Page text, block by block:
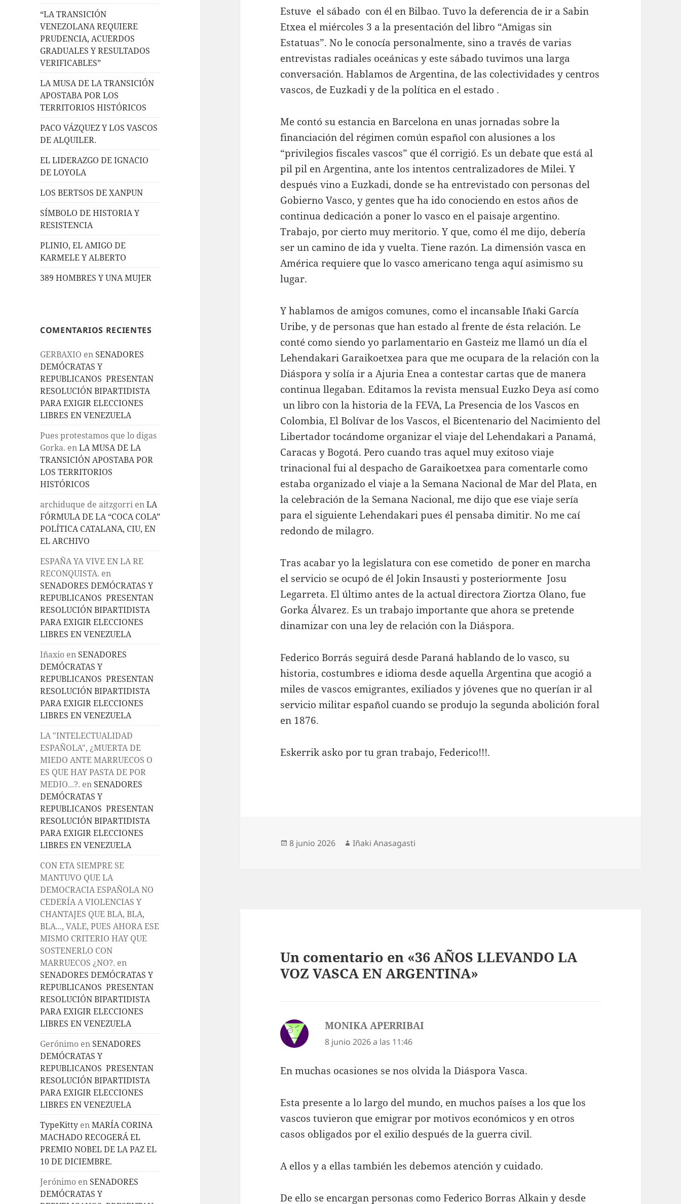
“LA TRANSICIÓN
VENEZOLANA REQUIERE
PRUDENCIA, ACUERDOS
GRADUALES Y RESULTADOS
VERIFICABLES”
LA MUSA DE LA TRANSICIÓN
APOSTABA POR LOS
TERRITORIOS HISTÓRICOS
PACO VÁZQUEZ Y LOS VASCOS
DE ALQUILER.
EL LIDERAZGO DE IGNACIO
DE LOYOLA
LOS BERTSOS DE XANPUN
SÍMBOLO DE HISTORIA Y
RESISTENCIA
PLINIO, EL AMIGO DE
KARMELE Y ALBERTO
389 HOMBRES Y UNA MUJER
COMENTARIOS RECIENTES
GERBAXIO en SENADORES
DEMÓCRATAS Y
REPUBLICANOS PRESENTAN
RESOLUCIÓN BIPARTIDISTA
PARA EXIGIR ELECCIONES
LIBRES EN VENEZUELA
Pues protestamos que lo digas
Gorka. enLA MUSA DE LA
TRANSICIÓN APOSTABA POR
LOS TERRITORIOS
HISTÓRICOS
archiduque de aitzgorri enLA
FÓRMULA DE LA “COCA COLA”
POLÍTICA CATALANA, CIU, EN
EL ARCHIVO
ESPAÑA YA VIVE EN LA RE
RECONQUISTA. en
SENADORES DEMÓCRATAS Y
REPUBLICANOS PRESENTAN
RESOLUCIÓN BIPARTIDISTA
PARA EXIGIR ELECCIONES
LIBRES EN VENEZUELA
Iñaxio en SENADORES
DEMÓCRATAS Y
REPUBLICANOS PRESENTAN
RESOLUCIÓN BIPARTIDISTA
PARA EXIGIR ELECCIONES
LIBRES EN VENEZUELA
LA "INTELECTUALIDAD
ESPAÑOLA", ¿MUERTA DE
MIEDO ANTE MARRUECOS O
ES QUE HAY PASTA DE POR
MEDIO...?. en SENADORES
DEMÓCRATAS Y
REPUBLICANOS PRESENTAN
RESOLUCIÓN BIPARTIDISTA
PARA EXIGIR ELECCIONES
LIBRES EN VENEZUELA
CON ETA SIEMPRE SE
MANTUVO QUE LA
DEMOCRACIA ESPAÑOLA NO
CEDERÍA A VIOLENCIAS Y
CHANTAJES QUE BLA, BLA,
BLA..., VALE, PUES AHORA ESE
MISMO CRITERIO HAY QUE
SOSTENERLO CON
MARRUECOS ¿NO?. en
SENADORES DEMÓCRATAS Y
REPUBLICANOS PRESENTAN
RESOLUCIÓN BIPARTIDISTA
PARA EXIGIR ELECCIONES
LIBRES EN VENEZUELA
Gerónimo en SENADORES
DEMÓCRATAS Y
REPUBLICANOS PRESENTAN
RESOLUCIÓN BIPARTIDISTA
PARA EXIGIR ELECCIONES
LIBRES EN VENEZUELA
TypeKitty enMARÍA CORINA
MACHADO RECOGERÁ EL
PREMIO NOBEL DE LA PAZ EL
10 DE DICIEMBRE.
Jerónimo en SENADORES
DEMÓCRATAS Y
Estuve el sábado con él en Bilbao. Tuvo la deferencia de ir a Sabin
Etxea el miércoles 3 a la presentación del libro “Amigas sin
Estatuas”. No le conocía personalmente, sino a través de varias
entrevistas radiales oceánicas y este sábado tuvimos una larga
conversación. Hablamos de Argentina, de las colectividades y centros
vascos, de Euzkadi y de la política en el estado .
Me contó su estancia en Barcelona en unas jornadas sobre la
financiación del régimen común español con alusiones a los
“privilegios fiscales vascos” que él corrigió. Es un debate que está al
pil pil en Argentina, ante los intentos centralizadores de Milei. Y
después vino a Euzkadi, donde se ha entrevistado con personas del
Gobierno Vasco, y gentes que ha ido conociendo en estos años de
continua dedicación a poner lo vasco en el paisaje argentino.
Trabajo, por cierto muy meritorio. Y que, como él me dijo, debería
ser un camino de ida y vuelta. Tiene razón. La dimensión vasca en
América requiere que lo vasco americano tenga aquí asimismo su
lugar.
Y hablamos de amigos comunes, como el incansable Iñaki García
Uribe, y de personas que han estado al frente de ésta relación. Le
conté como siendo yo parlamentario en Gasteiz me llamó un día el
Lehendakari Garaikoetxea para que me ocupara de la relación con la
Diáspora y solía ir a Ajuria Enea a contestar cartas que de manera
continua llegaban. Editamos la revista mensual Euzko Deya así como
un libro con la historia de la FEVA, La Presencia de los Vascos en
Colombia, El Bolívar de los Vascos, el Bicentenario del Nacimiento del
Libertador tocándome organizar el viaje del Lehendakari a Panamá,
Caracas y Bogotá. Pero cuando tras aquel muy exitoso viaje
trinacional fui al despacho de Garaikoetxea para comentarle como
estaba organizado el viaje a la Semana Nacional de Mar del Plata, en
la celebración de la Semana Nacional, me dijo que ese viaje sería
para el siguiente Lehendakari pues él pensaba dimitir. No me caí
redondo de milagro.
Tras acabar yo la legislatura con ese cometido de poner en marcha
el servicio se ocupó de él Jokin Insausti y posteriormente Josu
Legarreta. El último antes de la actual directora Ziortza Olano, fue
Gorka Álvarez. Es un trabajo importante que ahora se pretende
dinamizar con una ley de relación con la Diáspora.
Federico Borrás seguirá desde Paraná hablando de lo vasco, su
historia, costumbres e idioma desde aquella Argentina que acogió a
miles de vascos emigrantes, exiliados y jóvenes que no querían ir al
servicio militar español cuando se produjo la segunda abolición foral
en 1876.
Eskerrik asko por tu gran trabajo, Federico!!!.
Publicado
8 junio 2026 Autor
Iñaki Anasagasti
Un comentario en «36 AÑOS LLEVANDO LA
VOZ VASCA EN ARGENTINA»
MONIKA APERRIBAI
8 junio 2026 a las 11:46
En muchas ocasiones se nos olvida la Diáspora Vasca.
Esta presente a lo largo del mundo, en muchos países a los que los
vascos tuvieron que emigrar por motivos económicos y en otros
casos obligados por el exilio después de la guerra civil.
A ellos y a ellas también les debemos atención y cuidado.
De ello se encargan personas como Federico Borras Alkain y desde